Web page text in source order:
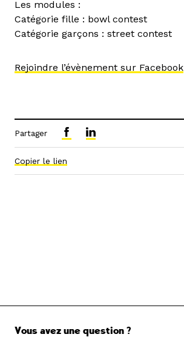
Les modules :
Catégorie fille : bowl contest
Catégorie garçons : street contest
Rejoindre l’évènement sur Facebook
Partager
Copier le lien
Vous avez une question ?